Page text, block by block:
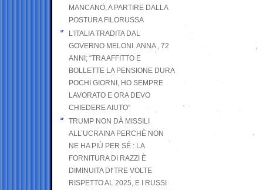
MANCANO, A PARTIRE DALLA
POSTURA FILORUSSA
L’ITALIA TRADITA DAL
GOVERNO MELONI. ANNA , 72
ANNI; “TRA AFFITTO E
BOLLETTE LA PENSIONE DURA
POCHI GIORNI, HO SEMPRE
LAVORATO E ORA DEVO
CHIEDERE AIUTO”
TRUMP NON DÀ MISSILI
ALL’UCRAINA PERCHÉ NON
NE HA PIÙ PER SÉ : LA
FORNITURA DI RAZZI È
DIMINUITA DI TRE VOLTE
RISPETTO AL 2025, E I RUSSI